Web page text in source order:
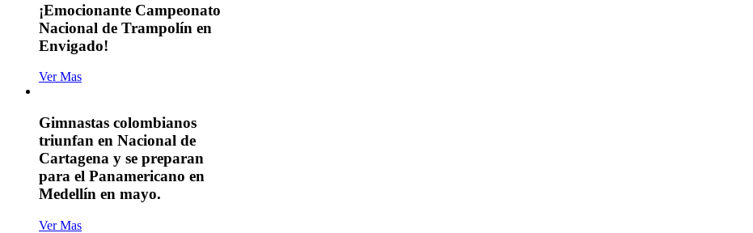
¡Emocionante Campeonato
Nacional de Trampolín en
Envigado!
Ver Mas
Gimnastas colombianos
triunfan en Nacional de
Cartagena y se preparan
para el Panamericano en
Medellín en mayo.
Ver Mas